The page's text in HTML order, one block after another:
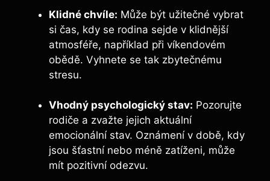
Klidné chvíle: Může být užitečné vybrat
si čas, kdy se rodina sejde v klidnější
atmosféře, například při víkendovém
obědě. Vyhnete se tak zbytečnému
stresu.
Vhodný psychologický stav: Pozorujte
rodiče a zvažte jejich aktuální
emocionální stav. Oznámení v době, kdy
jsou šťastní nebo méně zatíženi, může
mít pozitivní odezvu.